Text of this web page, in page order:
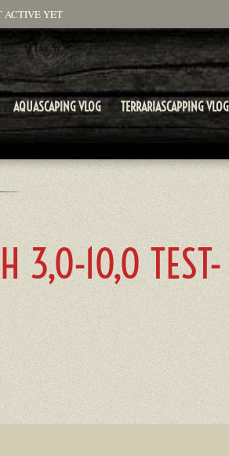
ACTIVE YET
AQUASCAPING VLOG
TERRARIASCAPPING VLOG
3,0-10,0 TEST-